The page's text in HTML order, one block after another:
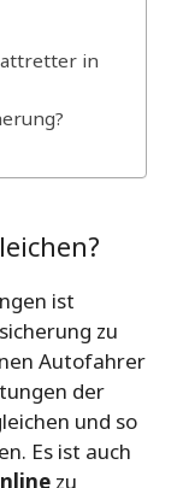
in
ist
zu
Autofahrer
der
und so
Es ist auch
zu